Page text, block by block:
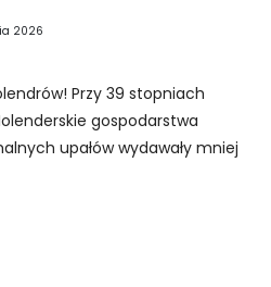
2026
Przy 39 stopniach
gospodarstwa
upałów wydawały mniej